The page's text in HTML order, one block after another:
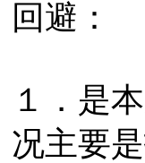
回避：
１．是
况主要